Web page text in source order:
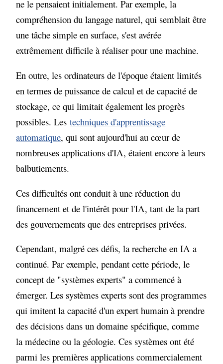
ne le pensaient initialement. Par exemple, la
compréhension du langage naturel, qui semblait être
une tâche simple en surface, s'est avérée
extrêmement difficile à réaliser pour une machine.
En outre, les ordinateurs de l'époque étaient limités
en termes de puissance de calcul et de capacité de
stockage, ce qui limitait également les progrès
possibles. Lestechniques d'apprentissage
automatique, qui sont aujourd'hui au cœur de
nombreuses applications d'IA, étaient encore à leurs
balbutiements.
Ces difficultés ont conduit à une réduction du
financement et de l'intérêt pour l'IA, tant de la part
des gouvernements que des entreprises privées.
Cependant, malgré ces défis, la recherche en IA a
continué. Par exemple, pendant cette période, le
concept de "systèmes experts" a commencé à
émerger. Les systèmes experts sont des programmes
qui imitent la capacité d'un expert humain à prendre
des décisions dans un domaine spécifique, comme
la médecine ou la géologie. Ces systèmes ont été
parmi les premières applications commercialement